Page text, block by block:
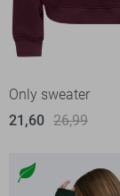
Only sweater
21,60 26,99